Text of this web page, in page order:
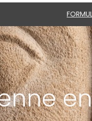
en